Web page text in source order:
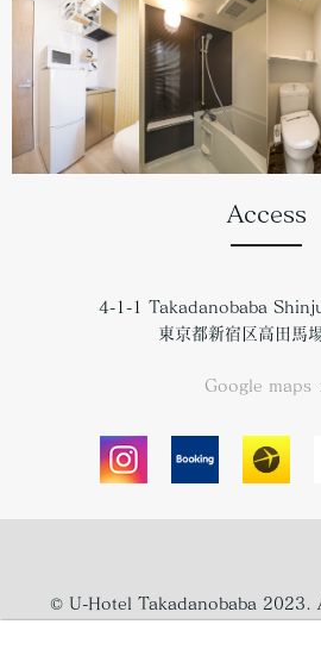
Access
4-1-1 Takadanobaba
東京都新宿区高田馬
Google maps
© U-Hotel Takadanobaba 2023.